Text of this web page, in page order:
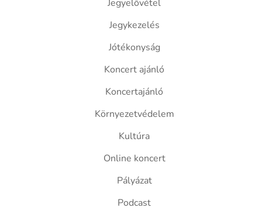
Jegyelővétel
Jegykezelés
Jótékonyság
Koncert ajánló
Koncertajánló
Környezetvédelem
Kultúra
Online koncert
Pályázat
Podcast